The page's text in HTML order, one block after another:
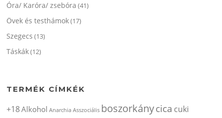
Óra/ Karóra/ zsebóra (41)
Övek és testhámok(17)
Szegecs (13)
Táskák(12)
TERMÉK CÍMKÉK
+18Alkohol Anarchia Asszociális boszorkánycica cuki